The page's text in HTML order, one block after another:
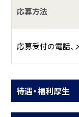
応募方法
応募受付の電話、
待遇・福利厚生